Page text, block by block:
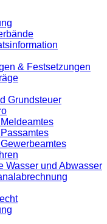
& Festsetzungen
Grundsteuer
Wasser und Abwasser